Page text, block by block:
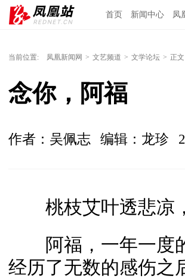
首页 新闻中心 凤
当前位置: 凤凰新闻网 > 文艺频道 > 文学论坛 > 正文
念你，阿福
作者：吴佩志 编辑：龙珍
桃枝艾叶透悲凉
阿福，一年一度的
经历了无数的感伤之